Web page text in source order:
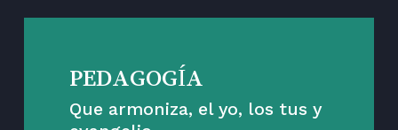
PEDAGOGÍA
Que armoniza, el yo, los tus y